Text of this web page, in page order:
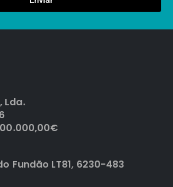
Lda.
Fundão LT81, 6230-483